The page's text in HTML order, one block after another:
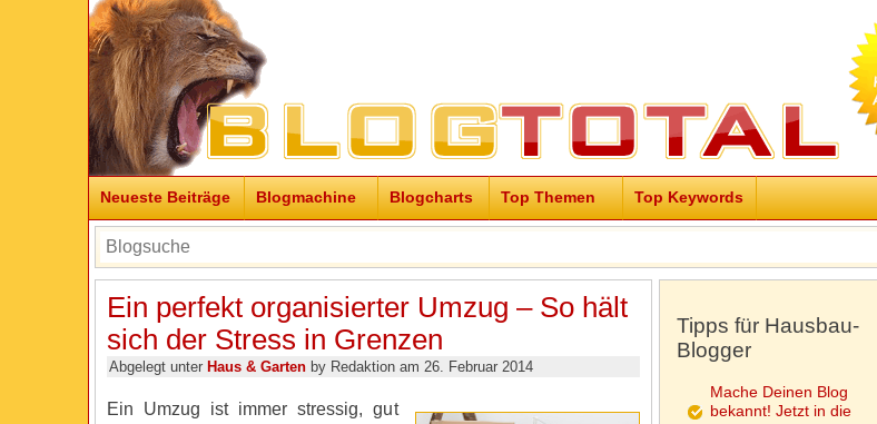
Neueste Beiträge Blogmachine Blogcharts Top Themen Top Keywords
Ein perfekt organisierter Umzug – So hält
sich der Stress in Grenzen
Abgelegt unter Haus & Gartenby Redaktion am 26. Februar 2014
Ein Umzug ist immer stressig, gut
Tipps für Hausbau-
Blogger
Mache Deinen Blog
bekannt! Jetzt in die